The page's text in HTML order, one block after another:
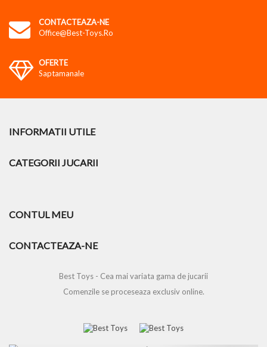
CONTACTEAZA-NE
Office@best-Toys.ro
OFERTE
Saptamanale
INFORMATII UTILE
CATEGORII JUCARII
CONTUL MEU
CONTACTEAZA-NE
Best Toys - Cea mai variata gama de jucarii
Comenzile se proceseaza exclusiv online.